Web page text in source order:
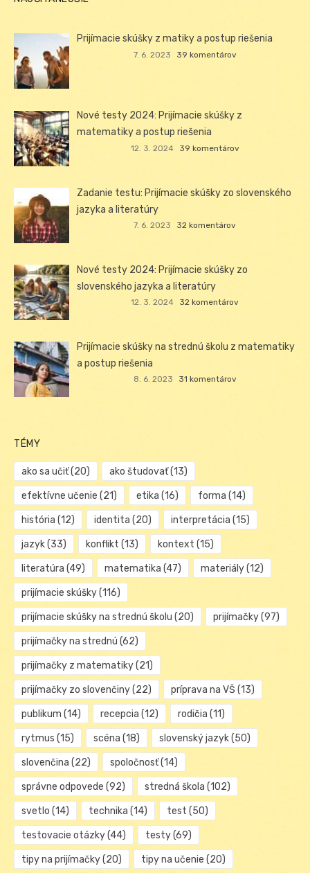
Prijímacie skúšky z matiky a postup riešenia
7. 6. 2023 39 komentárov
Nové testy 2024: Prijímacie skúšky z
matematiky a postup riešenia
12. 3. 2024 39 komentárov
Zadanie testu: Prijímacie skúšky zo slovenského
jazyka a literatúry
7. 6. 2023 32 komentárov
Nové testy 2024: Prijímacie skúšky zo
slovenského jazyka a literatúry
12. 3. 2024 32 komentárov
Prijímacie skúšky na strednú školu z matematiky
a postup riešenia
8. 6. 2023 31 komentárov
TÉMY
ako sa učiť(20) ako študovať(13)
efektívne učenie (21) etika (16) forma (14)
história (12) identita (20) interpretácia (15)
jazyk(33) konflikt (13) kontext (15)
literatúra (49) matematika (47) materiály(12)
prijímacie skúšky(116)
prijímacie skúšky na strednú školu (20) prijímačky(97)
prijímačky na strednú (62)
prijímačky z matematiky(21)
prijímačky zo slovenčiny(22) príprava na VŠ (13)
publikum (14) recepcia (12) rodičia (11)
rytmus (15) scéna (18) slovenský jazyk(50)
slovenčina (22) spoločnosť(14)
správne odpovede (92) stredná škola (102)
svetlo (14) technika (14) test (50)
testovacie otázky(44) testy(69)
tipy na prijímačky(20) tipy na učenie (20)